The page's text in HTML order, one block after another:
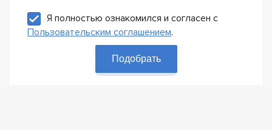
Я полностью ознакомился и согласен с
Пользовательским соглашением.
Подобрать